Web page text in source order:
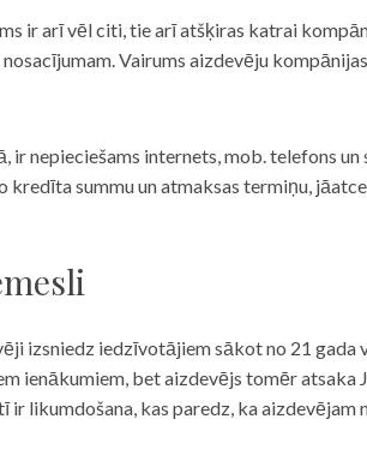
ir arī vēl citi, tie arī atšķiras katrai
Vairums aizdevēju
nepieciešams internets, mob. telefons
summu un atmaksas termiņu,
izsniedz iedzīvotājiem sākot no 21 gada
ienākumiem, bet aizdevējs tomēr atsaka
likumdošana, kas paredz, ka